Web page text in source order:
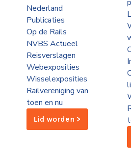
Nederland
Publicaties
Op de Rails
NVBS Actueel
Reisverslagen
Webexposities
Wisselexposities
Railvereniging van
toen en nu
Lid worden >